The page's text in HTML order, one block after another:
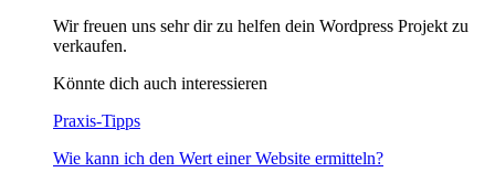
Wir freuen uns sehr dir zu helfen dein Wordpress Projekt zu
verkaufen.
Könnte dich auch interessieren
Praxis-Tipps
Wie kann ich den Wert einer Website ermitteln?